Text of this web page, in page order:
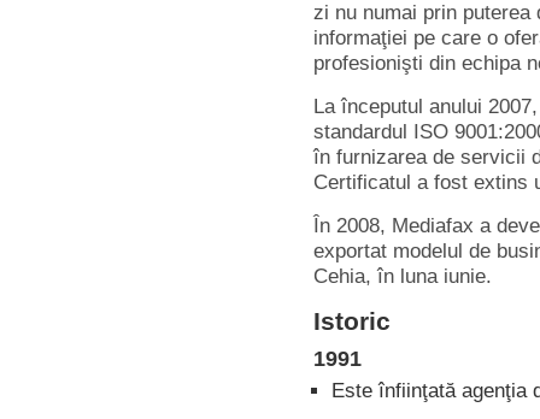
zi nu numai prin
informaţiei pe care o
profesionişti din echipa
La începutul anului
standardul ISO
în furnizarea de servicii
Certificatul a fost extins
În 2008, Mediafax a
exportat modelul de
Cehia, în luna iunie.
Istoric
1991
Este înfiinţată agenţia